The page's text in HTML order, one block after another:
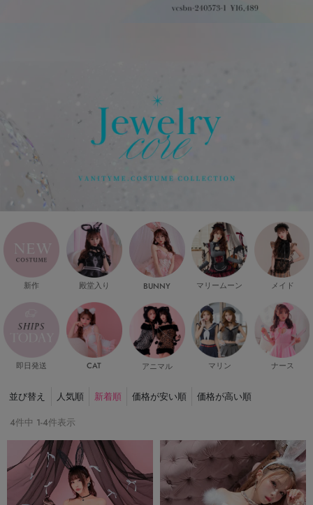
新作
即日発送
殿堂入り
CAT
BUNNY
アニマル
マリームーン
マリン
メイド
ナース
並び替え 人気順 新着順 価格が安い順
価格が高い順
4件中 1-4件表示